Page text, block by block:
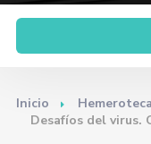
Inicio
Hemeroteca
Desafíos del virus.